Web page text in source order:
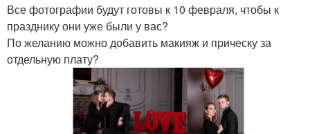
Все фотографии будут готовы к 10 февраля, чтобы к
празднику они уже были у вас?
По желанию можно добавить макияж и прическу за
отдельную плату?